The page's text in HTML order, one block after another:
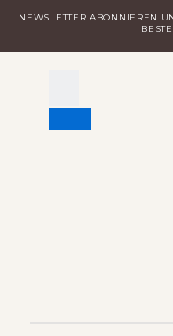
InhaltNEWSLETTER ABONNIEREN